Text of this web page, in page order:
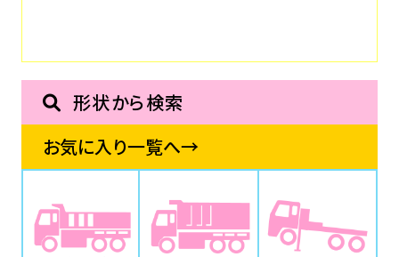
形状から検索
お気に入り一覧へ→